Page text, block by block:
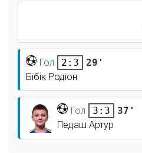
Гол 2:3
29'
Бібік Родіон
Гол 3:3
37'
Педаш Артур